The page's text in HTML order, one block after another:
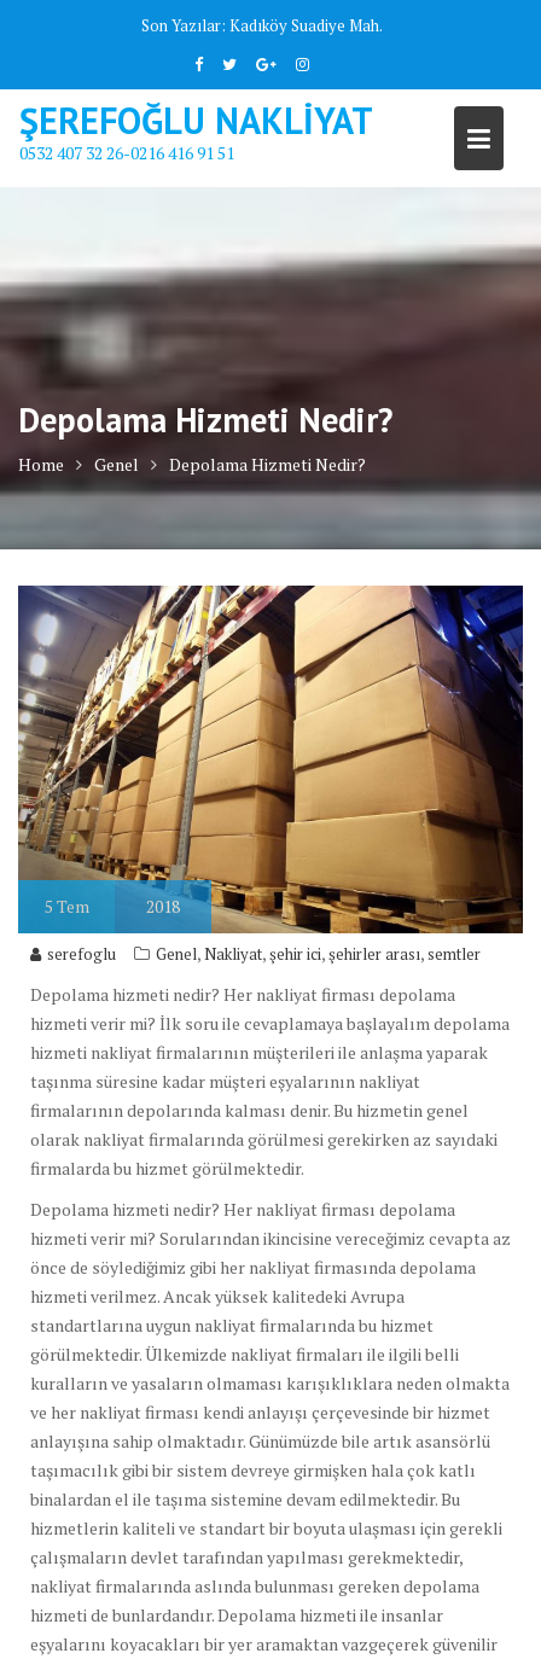
Son Yazılar: Kadıköy Suadiye Mah.
ŞEREFOĞLU NAKLİYAT
0532 407 32 26-0216 416 91 51
Depolama Hizmeti Nedir?
Home Genel Depolama Hizmeti Nedir?
5 Tem 2018
serefoglu Genel,Nakliyat,şehir ici,şehirler arası,semtler
Depolama hizmeti nedir? Her nakliyat firması depolama
hizmeti verir mi? İlk soru ile cevaplamaya başlayalım depolama
hizmeti nakliyat firmalarının müşterileri ile anlaşma yaparak
taşınma süresine kadar müşteri eşyalarının nakliyat
firmalarının depolarında kalması denir. Bu hizmetin genel
olarak nakliyat firmalarında görülmesi gerekirken az sayıdaki
firmalarda bu hizmet görülmektedir.
Depolama hizmeti nedir? Her nakliyat firması depolama
hizmeti verir mi? Sorularından ikincisine vereceğimiz cevapta az
önce de söylediğimiz gibi her nakliyat firmasında depolama
hizmeti verilmez. Ancak yüksek kalitedeki Avrupa
standartlarına uygun nakliyat firmalarında bu hizmet
görülmektedir. Ülkemizde nakliyat firmaları ile ilgili belli
kuralların ve yasaların olmaması karışıklıklara neden olmakta
ve her nakliyat firması kendi anlayışı çerçevesinde bir hizmet
anlayışına sahip olmaktadır. Günümüzde bile artık asansörlü
taşımacılık gibi bir sistem devreye girmişken hala çok katlı
binalardan el ile taşıma sistemine devam edilmektedir. Bu
hizmetlerin kaliteli ve standart bir boyuta ulaşması için gerekli
çalışmaların devlet tarafından yapılması gerekmektedir,
nakliyat firmalarında aslında bulunması gereken depolama
hizmeti de bunlardandır. Depolama hizmeti ile insanlar
eşyalarını koyacakları bir yer aramaktan vazgeçerek güvenilir